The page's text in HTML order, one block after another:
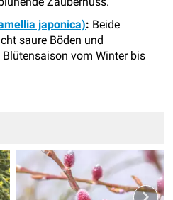
japonica): Beide
saure Böden und
vom Winter bis